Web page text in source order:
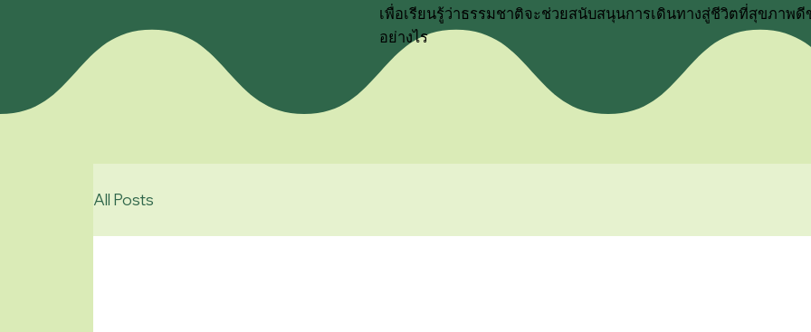
All Posts
เพื่อเรียนรู้ว่าธรรมชาติจะช่วยสนับสนุนการเดินทางสู่ชีวิตที่สุขภาพ
อย่างไร